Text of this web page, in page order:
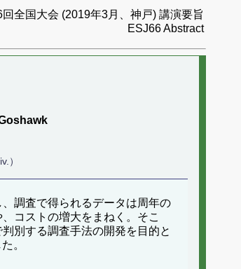
全国大会 (2019年3月、神戸) 講演要旨
ESJ66 Abstract
）
調査で得られるデータは周年の
コストの増大をまねく。そこ
別する調査手法の開発を目的と
。